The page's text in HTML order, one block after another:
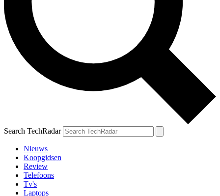
Search TechRadar
Nieuws
Koopgidsen
Review
Telefoons
Tv's
Laptops